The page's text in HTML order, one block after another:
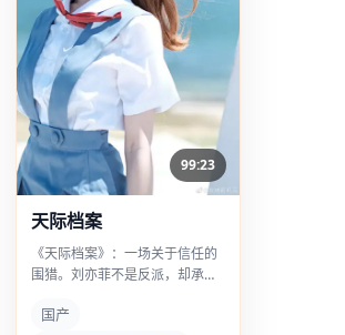
99:23
天际档案
《天际档案》：一场关于信任的
围猎。刘亦菲不是反派，却承担
化恶人高级得多。
国产